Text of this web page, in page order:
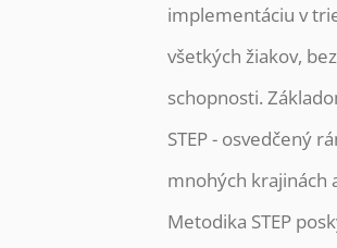
implementáciu v
všetkých žiakov,
schopnosti.
STEP - osvedčený
mnohých krajinách
Metodika STEP